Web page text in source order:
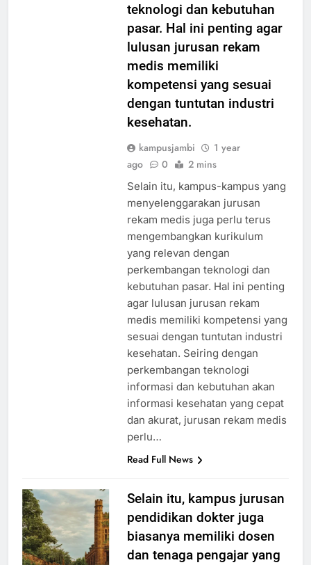
teknologi dan kebutuhan
pasar. Hal ini penting agar
lulusan jurusan rekam
medis memiliki
kompetensi yang sesuai
dengan tuntutan industri
kesehatan.
kampusjambi
1 year
ago
0 2 mins
Selain itu, kampus-kampus yang
menyelenggarakan jurusan
rekam medis juga perlu terus
mengembangkan kurikulum
yang relevan dengan
perkembangan teknologi dan
kebutuhan pasar. Hal ini penting
agar lulusan jurusan rekam
medis memiliki kompetensi yang
sesuai dengan tuntutan industri
kesehatan. Seiring dengan
perkembangan teknologi
informasi dan kebutuhan akan
informasi kesehatan yang cepat
dan akurat, jurusan rekam medis
perlu…
Read Full News
Selain itu, kampus jurusan
pendidikan dokter juga
biasanya memiliki dosen
dan tenaga pengajar yang